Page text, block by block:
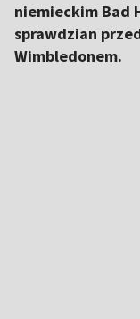
niemieckim Bad
sprawdzian
Wimbledonem.